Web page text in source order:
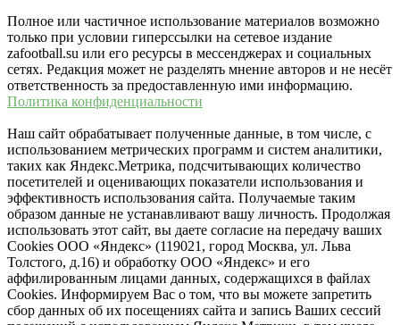
Полное или частичное использование материалов возможно
только при условии гиперссылки на сетевое издание
zafootball.su или его ресурсы в мессенджерах и социальных
сетях. Редакция может не разделять мнение авторов и не несёт
ответственность за предоставленную ими информацию.
Политика конфиденциальности
Наш сайт обрабатывает полученные данные, в том числе, с
использованием метрических программ и систем аналитики,
таких как Яндекс.Метрика, подсчитывающих количество
посетителей и оценивающих показатели использования и
эффективность использования сайта. Получаемые таким
образом данные не устанавливают вашу личность. Продолжая
использовать этот сайт, вы даете согласие на передачу ваших
Cookies ООО «Яндекс» (119021, город Москва, ул. Льва
Толстого, д.16) и обработку ООО «Яндекс» и его
аффилированным лицами данных, содержащихся в файлах
Cookies. Информируем Вас о том, что вы можете запретить
сбор данных об их посещениях сайта и запись Ваших сессий